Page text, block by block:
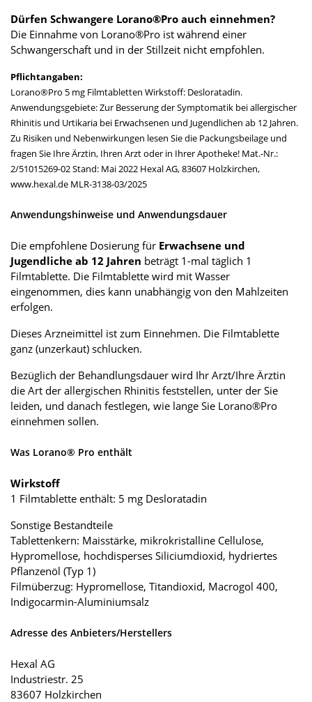
Dürfen Schwangere Lorano®Pro auch einnehmen?
Die Einnahme von Lorano®Pro ist während einer
Schwangerschaft und in der Stillzeit nicht empfohlen.
Pflichtangaben:
Lorano®Pro 5 mg Filmtabletten Wirkstoff: Desloratadin.
Anwendungsgebiete: Zur Besserung der Symptomatik bei allergischer
Rhinitis und Urtikaria bei Erwachsenen und Jugendlichen ab 12 Jahren.
Zu Risiken und Nebenwirkungen lesen Sie die Packungsbeilage und
fragen Sie Ihre Ärztin, Ihren Arzt oder in Ihrer Apotheke! Mat.-Nr.:
2/51015269-02 Stand: Mai 2022 Hexal AG, 83607 Holzkirchen,
www.hexal.de MLR-3138-03/2025
Anwendungshinweise und Anwendungsdauer
Die empfohlene Dosierung für Erwachsene und
Jugendliche ab 12 Jahren beträgt 1-mal täglich 1
Filmtablette. Die Filmtablette wird mit Wasser
eingenommen, dies kann unabhängig von den Mahlzeiten
erfolgen.
Dieses Arzneimittel ist zum Einnehmen. Die Filmtablette
ganz (unzerkaut) schlucken.
Bezüglich der Behandlungsdauer wird Ihr Arzt/Ihre Ärztin
die Art der allergischen Rhinitis feststellen, unter der Sie
leiden, und danach festlegen, wie lange Sie Lorano®Pro
einnehmen sollen.
Was Lorano® Pro enthält
Wirkstoff
1 Filmtablette enthält: 5 mg Desloratadin
Sonstige Bestandteile
Tablettenkern: Maisstärke, mikrokristalline Cellulose,
Hypromellose, hochdisperses Siliciumdioxid, hydriertes
Pflanzenöl (Typ 1)
Filmüberzug: Hypromellose, Titandioxid, Macrogol 400,
Indigocarmin-Aluminiumsalz
Adresse des Anbieters/Herstellers
Hexal AG
Industriestr. 25
83607 Holzkirchen